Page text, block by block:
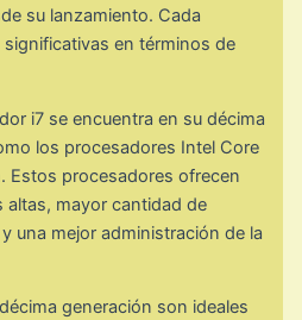
su lanzamiento. Cada
en términos de
i7 se encuentra en su décima
los procesadores Intel Core
Estos procesadores ofrecen
altas, mayor cantidad de
una mejor administración de la
generación son ideales